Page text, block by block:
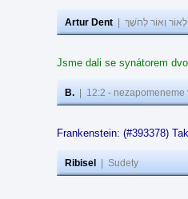
Artur Dent וְאוֹר לְחֹשֶׁךְ
Jsme dali se synátorem
B. 12:2 -
Frankenstein: (#393378)
Ribisel Sudety